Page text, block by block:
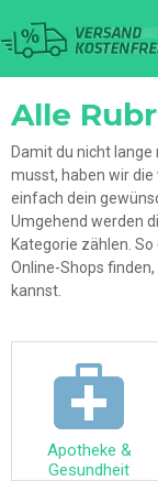
Alle
Damit du nicht
musst, haben wir
einfach dein
Umgehend werden
Kategorie zählen.
Online-Shops
kannst.
Apotheke &
Gesundheit